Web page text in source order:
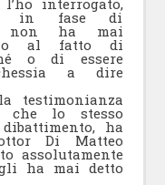
interrogato,
in fase di
non ha mai
al fatto di
o di essere
a dire
testimonianza
che lo stesso
ha
Di Matteo
assolutamente
ha mai detto